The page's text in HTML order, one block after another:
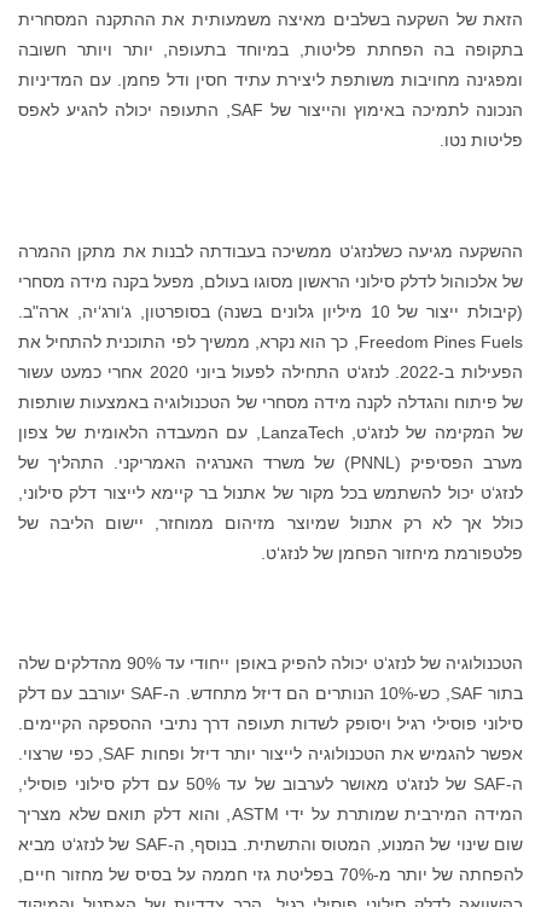
הזאת של השקעה בשלבים מאיצה משמעותית את ההתקנה המסחרית
בתקופה בה הפחתת פליטות, במיוחד בתעופה, יותר ויותר חשובה
ומפגינה מחויבות משותפת ליצירת עתיד חסין ודל פחמן. עם המדיניות
הנכונה לתמיכה באימוץ והייצור של SAF, התעופה יכולה להגיע לאפס
פליטות נטו.
ההשקעה מגיעה כשלנזג‘ט ממשיכה בעבודתה לבנות את מתקן ההמרה
של אלכוהול לדלק סילוני הראשון מסוגו בעולם, מפעל בקנה מידה מסחרי
(קיבולת ייצור של 10 מיליון גלונים בשנה) בסופרטון, ג‘ורג‘יה, ארה"ב.
Freedom Pines Fuels, כך הוא נקרא, ממשיך לפי התוכנית להתחיל את
הפעילות ב-2022. לנזג‘ט התחילה לפעול ביוני 2020 אחרי כמעט עשור
של פיתוח והגדלה לקנה מידה מסחרי של הטכנולוגיה באמצעות שותפות
של המקימה של לנזג‘ט, LanzaTech, עם המעבדה הלאומית של צפון
מערב הפסיפיק (PNNL) של משרד האנרגיה האמריקני. התהליך של
לנזג‘ט יכול להשתמש בכל מקור של אתנול בר קיימא לייצור דלק סילוני,
כולל אך לא רק אתנול שמיוצר מזיהום ממוחזר, יישום הליבה של
פלטפורמת מיחזור הפחמן של לנזג‘ט.
הטכנולוגיה של לנזג‘ט יכולה להפיק באופן ייחודי עד 90% מהדלקים שלה
בתור SAF, כש-10% הנותרים הם דיזל מתחדש. ה-SAF יעורבב עם דלק
סילוני פוסילי רגיל ויסופק לשדות תעופה דרך נתיבי ההספקה הקיימים.
אפשר להגמיש את הטכנולוגיה לייצור יותר דיזל ופחות SAF, כפי שרצוי.
ה-SAF של לנזג‘ט מאושר לערבוב של עד 50% עם דלק סילוני פוסילי,
המידה המירבית שמותרת על ידי ASTM, והוא דלק תואם שלא מצריך
שום שינוי של המנוע, המטוס והתשתית. בנוסף, ה-SAF של לנזג‘ט מביא
להפחתה של יותר מ-70% בפליטת גזי חממה על בסיס של מחזור חיים,